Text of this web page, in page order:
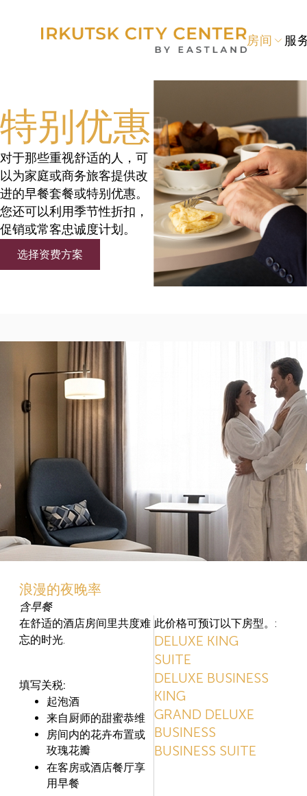
房间 服
特别优惠
对于那些重视舒适的人，可
以为家庭或商务旅客提供改
进的早餐套餐或特别优惠。
您还可以利用季节性折扣，
促销或常客忠诚度计划。
选择资费方案
浪漫的夜晚率
含早餐
在舒适的酒店房间里共度难
忘的时光.
填写关税:
起泡酒
来自厨师的甜蜜恭维
房间内的花卉布置或
玫瑰花瓣
在客房或酒店餐厅享
用早餐
此价格可预订以下房型。:
DELUXE KING
SUITE
DELUXE BUSINESS
KING
GRAND DELUXE
BUSINESS
BUSINESS SUITE